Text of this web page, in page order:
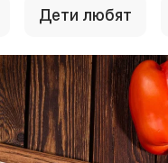
Дети любят